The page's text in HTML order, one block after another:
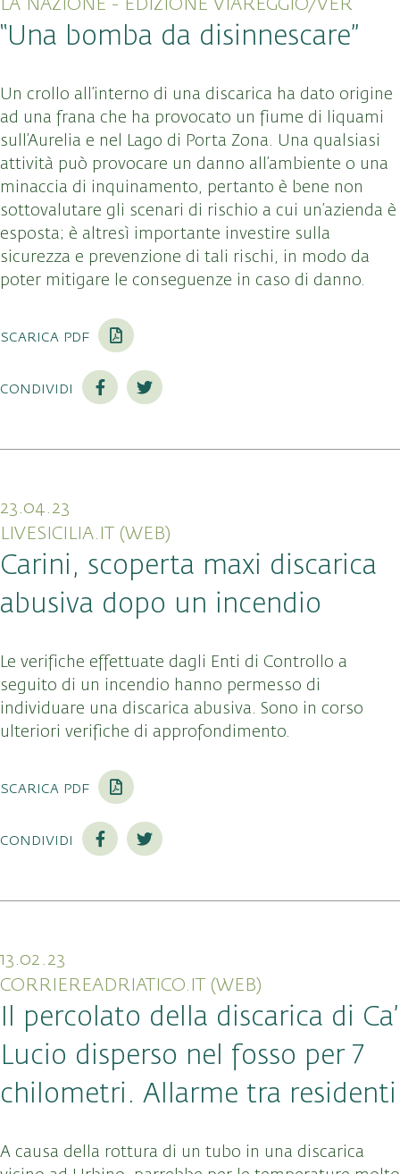
“Una bomba da disinnescare”
Un crollo all’interno di una discarica ha dato origine
ad una frana che ha provocato un fiume di liquami
sull’Aurelia e nel Lago di Porta Zona. Una qualsiasi
attività può provocare un danno all’ambiente o una
minaccia di inquinamento, pertanto è bene non
sottovalutare gli scenari di rischio a cui un’azienda è
esposta; è altresì importante investire sulla
sicurezza e prevenzione di tali rischi, in modo da
poter mitigare le conseguenze in caso di danno.
scarica pdf
condividi
23.04.23
LIVESICILIA.IT (WEB)
Carini, scoperta maxi discarica
abusiva dopo un incendio
Le verifiche effettuate dagli Enti di Controllo a
seguito di un incendio hanno permesso di
individuare una discarica abusiva. Sono in corso
ulteriori verifiche di approfondimento.
scarica pdf
condividi
13.02.23
CORRIEREADRIATICO.IT (WEB)
Il percolato della discarica di Ca’
Lucio disperso nel fosso per 7
chilometri. Allarme tra residenti
A causa della rottura di un tubo in una discarica